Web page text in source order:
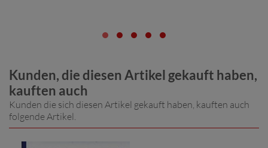
Kunden, die diesen Artikel gekauft haben,
kauften auch
Kunden die sich diesen Artikel gekauft haben, kauften auch
folgende Artikel.